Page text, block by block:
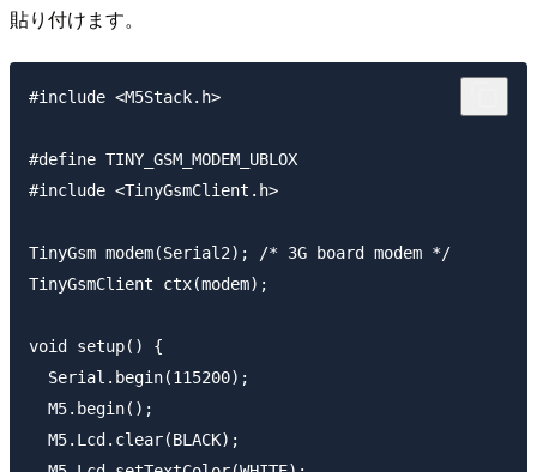
貼り付けます。
#include <M5Stack.h>
#define TINY_GSM_MODEM_UBLOX
#include <TinyGsmClient.h>
TinyGsm modem(Serial2); /* 3G board modem */
TinyGsmClient ctx(modem);
void setup() {
  Serial.begin(115200);
  M5.begin();
  M5.Lcd.clear(BLACK);